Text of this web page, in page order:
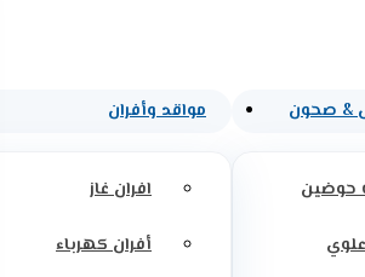
& صحون
حوضين
مواقد وأفران
افران غاز
أفران كهرباء